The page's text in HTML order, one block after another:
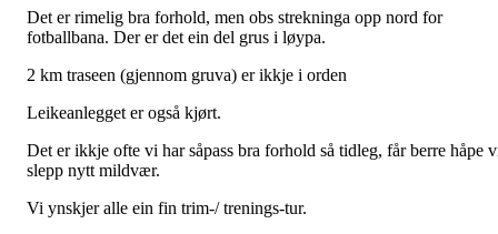
Det er rimelig bra forhold, men obs strekninga opp nord for
fotballbana. Der er det ein del grus i løypa.
2 km traseen (gjennom gruva) er ikkje i orden
Leikeanlegget er også kjørt.
Det er ikkje ofte vi har såpass bra forhold så tidleg, får berre håpe
slepp nytt mildvær.
Vi ynskjer alle ein fin trim-/ trenings-tur.